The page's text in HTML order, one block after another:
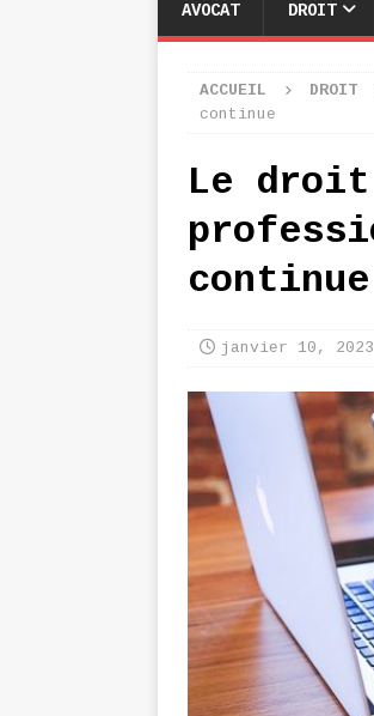
AVOCAT DROIT
ACCUEIL DROIT
continue
Le
continue
janvier 10, 2023